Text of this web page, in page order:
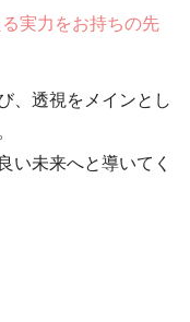
実力をお持ちの先
、透視をメインとし
い未来へと導いてく